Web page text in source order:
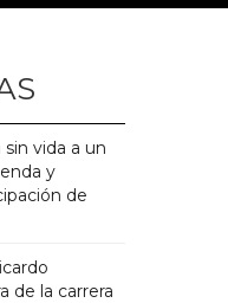
sin vida a un
y
de
de la carrera